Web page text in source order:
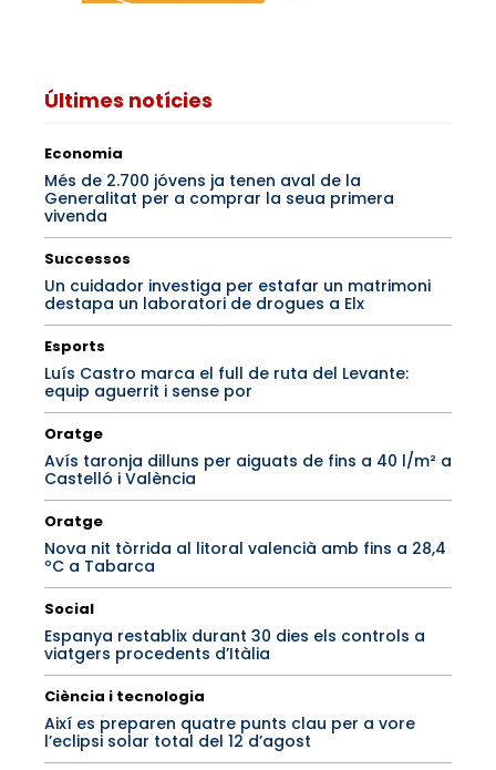
Últimes notícies
Economia
Més de 2.700 jóvens ja tenen aval de la
Generalitat per a comprar la seua primera
vivenda
Successos
Un cuidador investiga per estafar un matrimoni
destapa un laboratori de drogues a Elx
Esports
Luís Castro marca el full de ruta del Levante:
equip aguerrit i sense por
Oratge
Avís taronja dilluns per aiguats de fins a 40 l/m² a
Castelló i València
Oratge
Nova nit tòrrida al litoral valencià amb fins a 28,4
ºC a Tabarca
Social
Espanya restablix durant 30 dies els controls a
viatgers procedents d’Itàlia
Ciència i tecnologia
Així es preparen quatre punts clau per a vore
l’eclipsi solar total del 12 d’agost